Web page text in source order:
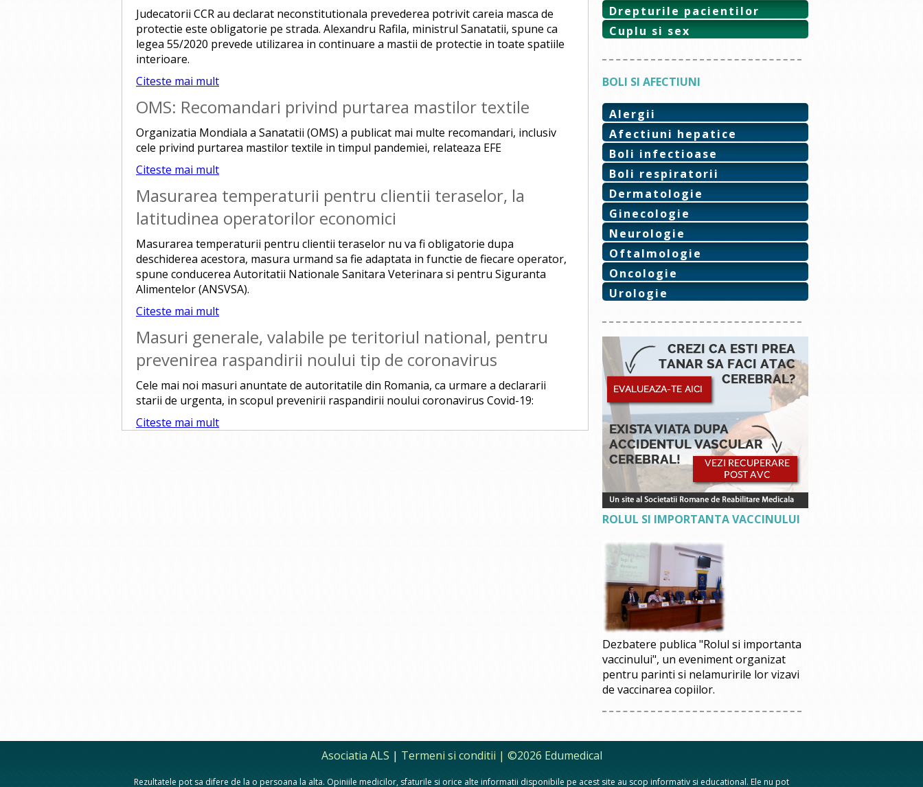
Judecatorii CCR au declarat neconstitutionala prevederea potrivit careia masca de
protectie este obligatorie pe strada. Alexandru Rafila, ministrul Sanatatii, spune ca
legea 55/2020 prevede utilizarea in continuare a mastii de protectie in toate spatiile
interioare.
Citeste mai mult
OMS: Recomandari privind purtarea mastilor textile
Organizatia Mondiala a Sanatatii (OMS) a publicat mai multe recomandari, inclusiv
cele privind purtarea mastilor textile in timpul pandemiei, relateaza EFE
Citeste mai mult
Masurarea temperaturii pentru clientii teraselor, la
latitudinea operatorilor economici
Masurarea temperaturii pentru clientii teraselor nu va fi obligatorie dupa
deschiderea acestora, masura urmand sa fie adaptata in functie de fiecare operator,
spune conducerea Autoritatii Nationale Sanitara Veterinara si pentru Siguranta
Alimentelor (ANSVSA).
Citeste mai mult
Masuri generale, valabile pe teritoriul national, pentru
prevenirea raspandirii noului tip de coronavirus
Cele mai noi masuri anuntate de autoritatile din Romania, ca urmare a declararii
starii de urgenta, in scopul prevenirii raspandirii noului coronavirus Covid-19:
Citeste mai mult
Drepturile pacientilor
Cuplu si sex
BOLI SI AFECTIUNI
Alergii
Afectiuni hepatice
Boli infectioase
Boli respiratorii
Dermatologie
Ginecologie
Neurologie
Oftalmologie
Oncologie
Urologie
ROLUL SI IMPORTANTA VACCINULUI
Dezbatere publica "Rolul si importanta
vaccinului", un eveniment organizat
pentru parinti si nelamuririle lor vizavi
de vaccinarea copiilor.
Asociatia ALS | Termeni si conditii | ©2026 Edumedical
Rezultatele pot sa difere de la o persoana la alta. Opiniile medicilor, sfaturile si orice alte informatii disponibile pe acest site au scop informativ si educational. Ele nu pot